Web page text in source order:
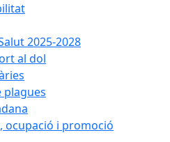
2025-2028
al dol
plagues
ocupació i promoció